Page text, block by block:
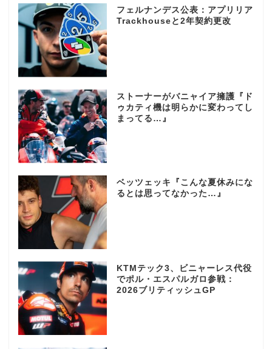
フェルナンデス公表：アプリリア
Trackhouseと2年契約更改
ストーナーがバニャイア擁護『ド
ゥカティ機は明らかに変わってし
まってる…』
ベッツェッキ『こんな夏休みにな
るとは思ってなかった…』
KTMテック3、ビニャーレス代役
でポル・エスパルガロ参戦：
2026ブリティッシュGP